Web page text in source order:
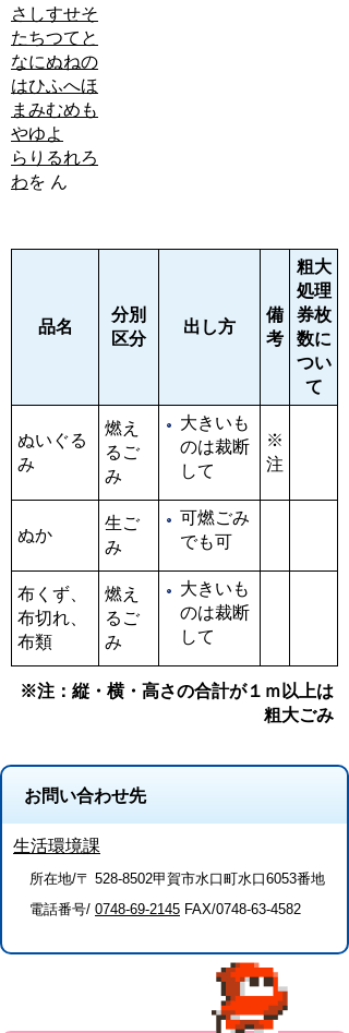
さ しすせそ
たちつて と
なにぬねの
はひふへほ
ま みむめ も
やゆよ
ら り るれろ
わを ん
品名
分別
区分
出し方
備
考
粗大
処理
券枚
数に
つい
て
ぬいぐる
み
燃え
るご
み
大きいも
のは裁断
して
※
注
ぬか
生ご
み
可燃ごみ
でも可
布くず、
布切れ、
布類
燃え
るご
み
大きいも
のは裁断
して
※注：縦・横・高さの合計が１ｍ以上は
粗大ごみ
お問い合わせ先
生活環境課
所在地/〒 528-8502甲賀市水口町水口6053番地
電話番号/ 0748-69-2145 FAX/0748-63-4582